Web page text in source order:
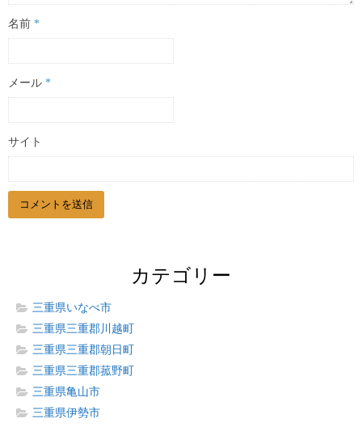
名前 *
メール *
サイト
カテゴリー
三重県いなべ市
三重県三重郡川越町
三重県三重郡朝日町
三重県三重郡菰野町
三重県亀山市
三重県伊勢市